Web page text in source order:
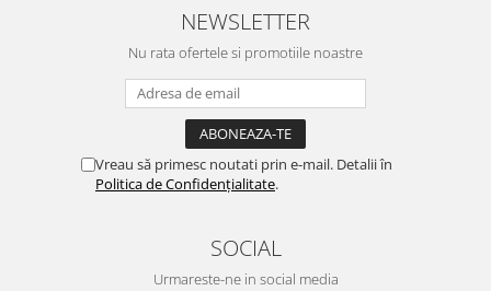
NEWSLETTER
Nu rata ofertele si promotiile noastre
Vreau să primesc noutati prin e-mail. Detalii în
Politica de Confidențialitate.
SOCIAL
Urmareste-ne in social media